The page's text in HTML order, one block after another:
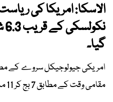
الاسکا: امریکا کی
گیا۔
مقامی وقت کے مطابق 7 بج کر 11 منٹ پر آیا۔